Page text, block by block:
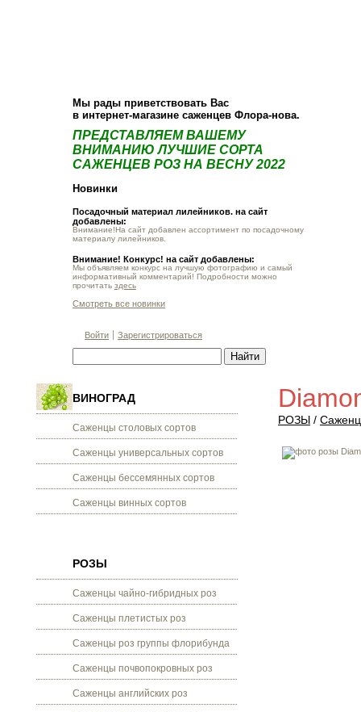
Мы рады приветствовать Вас
в интернет-магазине саженцев Флора-нова.
ПРЕДСТАВЛЯЕМ ВАШЕМУ
ВНИМАНИЮ ЛУЧШИЕ СОРТА
САЖЕНЦЕВ РОЗ НА ВЕСНУ 2022
Новинки
Посадочный материал лилейников. на сайт
добавлены:
Внимание!На сайт добавлен ассортимент по посадочному
материалу лилейников.
Внимание! Конкурс! на сайт добавлены:
Мы объявляем конкурс на лучшую фотографию и самый
информативный комментарий! Подробности можно
прочитать здесь
Смотреть все новинки
Войти Зарегистрироваться
ВИНОГРАД
Саженцы столовых сортов
Саженцы универсальных сортов
Саженцы бессемянных сортов
Саженцы винных сортов
РОЗЫ
Саженцы чайно-гибридных роз
Саженцы плетистых роз
Саженцы роз группы флорибунда
Саженцы почвопокровных роз
Саженцы английских роз
РОЗЫ /